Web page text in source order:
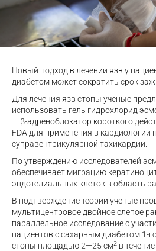
Новый подход в лечении язв у
диабетом может сократить срок
Для лечения язв стопы ученые
использовать гель гидрохлорид
— β-адреноблокатор короткого
FDA для применения в кардиологии
суправентрикулярной тахикардии.
По утверждению исследователей
обеспечивает миграцию
эндотелиальных клеток в область
В подтверждение теории ученые
мультицентровое двойное слепое
параллельное исследование с
пациентов с сахарным диабетом 1-
стопы площадью 2—25 см2 в